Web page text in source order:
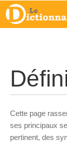
Cette page
ses principaux
pertinent, des